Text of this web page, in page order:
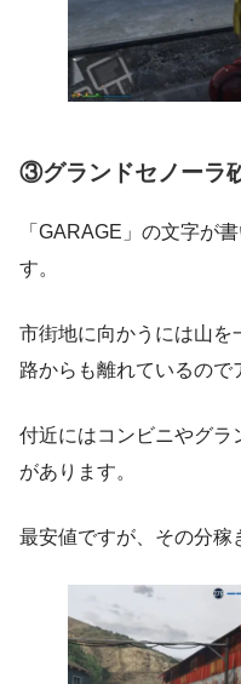
③グランドセノーラ
「GARAGE」の文字が
す。
市街地に向かうには山を
路からも離れているので
付近にはコンビニやグラ
があります。
最安値ですが、その分稼